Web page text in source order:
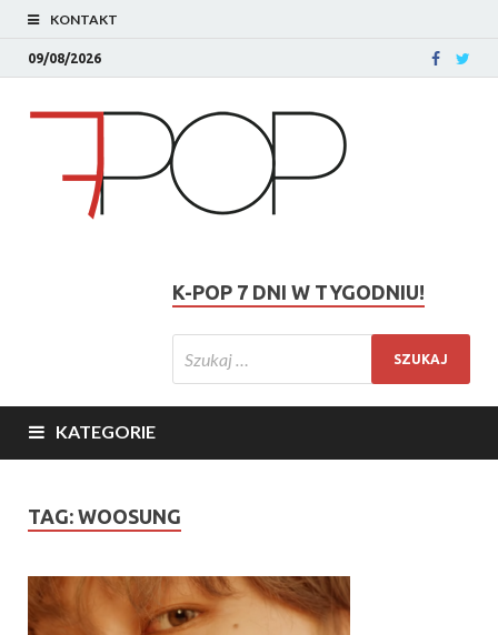
KONTAKT
09/08/2026
K-POP 7 DNI W TYGODNIU!
KATEGORIE
TAG: WOOSUNG